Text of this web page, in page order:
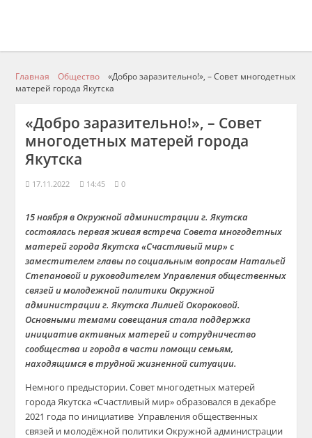
Главная Общество
«Добро заразительно!», – Совет многодетных
матерей города Якутска
«Добро заразительно!», – Совет
многодетных матерей города
Якутска
17.11.2022 14:45 0
15 ноября в Окружной администрации г. Якутска
состоялась первая живая встреча Совета многодетных
матерей города Якутска «Счастливый мир» с
заместителем главыпосоциальным вопросамНатальей
Степановойи руководителем Управления общественных
связей и молодежной политики Окружной
администрации г. Якутска Лилией Окороковой.
Основными темамисовещаниястала поддержка
инициатив активных матерей и сотрудничество
сообщества и города в части помощи семьям,
находящимся в трудной жизненной ситуации.
Немного предыстории. Совет многодетных матерей
города Якутска «Счастливый мир» образовался в декабре
2021 года по инициативеУправления общественных
связей и молодёжной политикиОкружной администрации